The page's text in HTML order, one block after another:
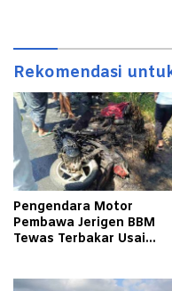
Rekomendasi
Pengendara Motor
Pembawa Jerigen BBM
Tewas Terbakar Usai
Pamekasan